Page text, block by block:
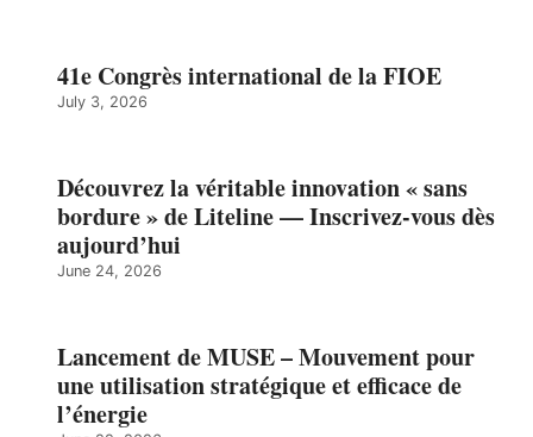
41e Congrès international de la FIOE
July 3, 2026
Découvrez la véritable innovation « sans
bordure » de Liteline — Inscrivez-vous dès
aujourd’hui
June 24, 2026
Lancement de MUSE – Mouvement pour
une utilisation stratégique et efficace de
l’énergie